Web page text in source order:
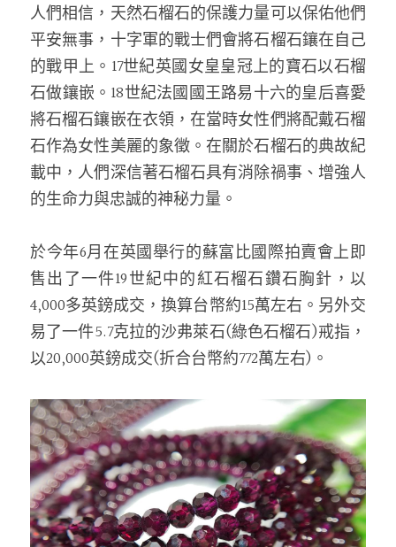
人們相信，天然石榴石的保護力量可以保佑他們
平安無事，十字軍的戰士們會將石榴石鑲在自己
的戰甲上。17世紀英國女皇皇冠上的寶石以石榴
石做鑲嵌。18世紀法國國王路易十六的皇后喜愛
將石榴石鑲嵌在衣領，在當時女性們將配戴石榴
石作為女性美麗的象徵。在關於石榴石的典故紀
載中，人們深信著石榴石具有消除禍事、增強人
的生命力與忠誠的神秘力量。
於今年6月在英國舉行的蘇富比國際拍賣會上即
售出了一件19世紀中的紅石榴石鑽石胸針，以
4,000多英鎊成交，換算台幣約15萬左右。另外交
易了一件5.7克拉的沙弗萊石(綠色石榴石)戒指，
以20,000英鎊成交(折合台幣約772萬左右)。